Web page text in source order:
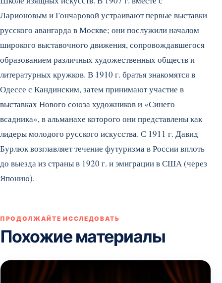
Ларионовым и Гончаровой устраивают первые выставки
русского авангарда в Москве; они послужили началом
широкого выставочного движения, сопровождавшегося
образованием различных художественных обществ и
литературных кружков. В 1910 г. братья знакомятся в
Одессе с Кандинским, затем принимают участие в
выставках Нового союза художников и «Синего
всадника», в альманахе которого они представлены как
лидеры молодого русского искусства. С 1911 г. Давид
Бурлюк возглавляет течение футуризма в России вплоть
до выезда из страны в 1920 г. и эмиграции в США (через
Японию).
ПРОДОЛЖАЙТЕ ИССЛЕДОВАТЬ
Похожие материалы